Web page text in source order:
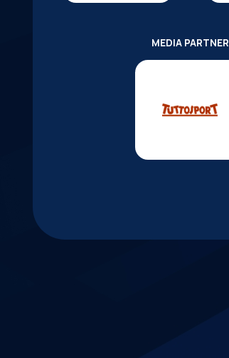
MEDIA PARTNER